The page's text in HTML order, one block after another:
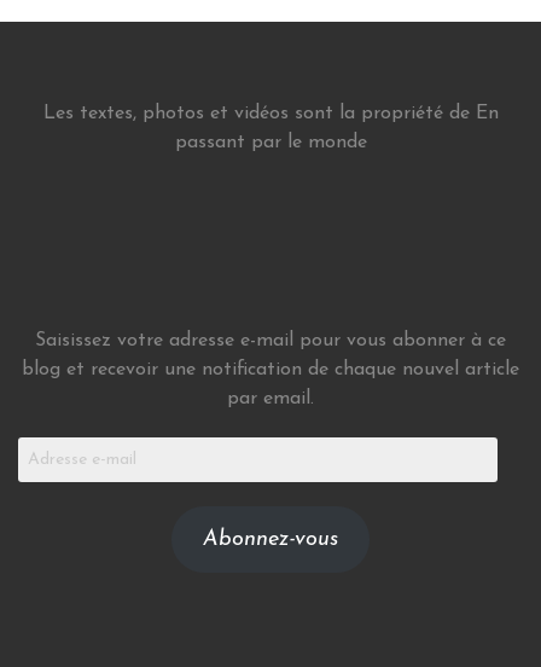
Les textes, photos et vidéos sont la propriété de En
passant par le monde
Saisissez votre adresse e-mail pour vous abonner à ce
blog et recevoir une notification de chaque nouvel article
par email.
Adresse
Abonnez-vous